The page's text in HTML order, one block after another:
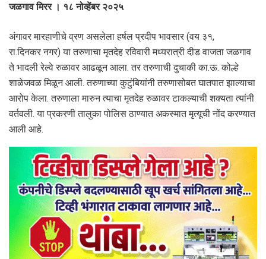
जळगाव मिरर । १८ नोव्हेंबर २०२५
अंगावर मारहाणीचे व्रण असलेला हर्षल प्रदीप भावसार (वय ३१,
रा.दिनकर नगर) या तरुणाचा मृतदेह रविवारी मध्यरात्री दीड वाजता जळगाव
ते भादली रेल्वे रुळावर आढळून आला. तर तरुणाची दुचाकी का.ऊ. कोल्हे
शाळेजवळ मिळून आली. तरुणाच्या कुटुंबियांनी तरुणासोबत घातपात झाल्याचा
आरोप केला. तरुणाला मारुन त्याचा मृतदेह रुळावर टाकल्याची शक्यता त्यांनी
वर्तवली. या प्रकरणी तालुका पोलिस ठाण्यात अकस्मात मृत्यूची नोंद करण्यात
आली आहे.